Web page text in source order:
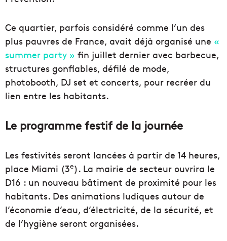
Ce quartier, parfois considéré comme l’un des
plus pauvres de France, avait déjà organisé une «
summer party » fin juillet dernier avec barbecue,
structures gonflables, défilé de mode,
photobooth, DJ set et concerts, pour recréer du
lien entre les habitants.
Le programme festif de la journée
Les festivités seront lancées à partir de 14 heures,
place Miami (3e). La mairie de secteur ouvrira le
D16 : un nouveau bâtiment de proximité pour les
habitants. Des animations ludiques autour de
l’économie d’eau, d’électricité, de la sécurité, et
de l’hygiène seront organisées.